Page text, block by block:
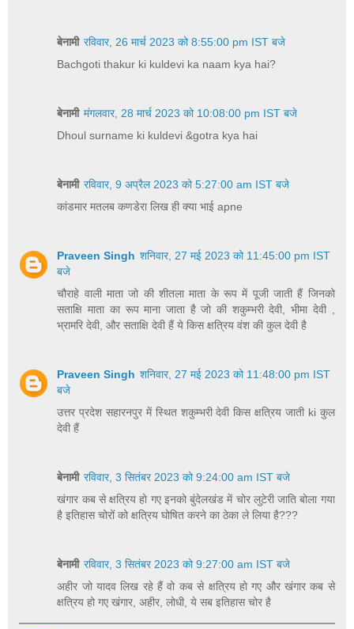
बेनामी रविवार, 26 मार्च 2023 को 8:55:00 pm IST बजे
Bachgoti thakur ki kuldevi ka naam kya hai?
बेनामी मंगलवार, 28 मार्च 2023 को 10:08:00 pm IST बजे
Dhoul surname ki kuldevi &gotra kya hai
बेनामी रविवार, 9 अप्रैल 2023 को 5:27:00 am IST बजे
कांडमार मतलब कणडेरा लिख ही क्या भाई apne
Praveen Singh शनिवार, 27 मई 2023 को 11:45:00 pm IST
बजे
चौराहे वाली माता जो की शीतला माता के रूप में पूजी जाती हैं जिनको
सताक्षि माता का रूप माना जाता है जो की शकुम्भरी देवी, भीमा देवी ,
भ्रामरि देवी, और सताक्षि देवी हैं ये किस क्षत्रिय वंश की कुल देवी है
Praveen Singh शनिवार, 27 मई 2023 को 11:48:00 pm IST
बजे
उत्तर प्रदेश सहारनपुर में स्थित शकुम्भरी देवी किस क्षत्रिय जाती ki कुल
देवी हैं
बेनामी रविवार, 3 सितंबर 2023 को 9:24:00 am IST बजे
खंगार कब से क्षत्रिय हो गए इनको बुंदेलखंड में चोर लुटेरी जाति बोला गया
है इतिहास चोरों को क्षत्रिय घोषित करने का ठेका ले लिया है???
बेनामी रविवार, 3 सितंबर 2023 को 9:27:00 am IST बजे
अहीर जो यादव लिख रहे हैं वो कब से क्षत्रिय हो गए और खंगार कब से
क्षत्रिय हो गए खंगार, अहीर, लोधी, ये सब इतिहास चोर है